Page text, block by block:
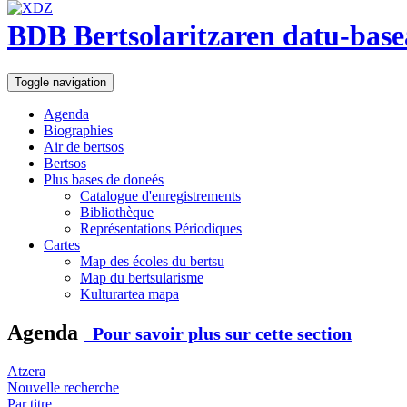
BDB Bertsolaritzaren datu-
Toggle navigation
Agenda
Biographies
Air de bertsos
Bertsos
Plus bases de doneés
Catalogue d'enregistrements
Bibliothèque
Représentations Périodiques
Cartes
Map des écoles du bertsu
Map du bertsularisme
Kulturartea mapa
Agenda Pour savoir plus sur cette section
Atzera
Nouvelle recherche
Par titre